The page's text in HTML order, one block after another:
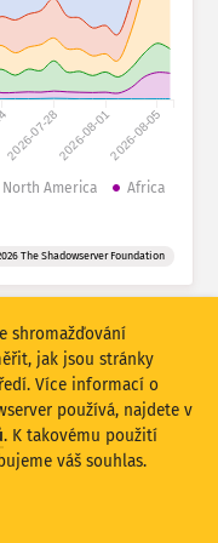
se
Obnovit
2026-07-282026-08-012026-08-05
North America
Africa
The Shadowserver Foundation
FOUNDATION
shromažďování
jak jsou stránky
Více informací o
používá, najdete v
. K takovému použití
váš souhlas.